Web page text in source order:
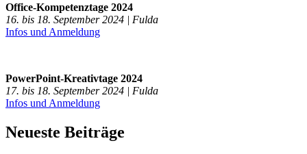
Office-Kompetenztage 2024
16. bis 18. September 2024 | Fulda
Infos und Anmeldung
PowerPoint-Kreativtage 2024
17. bis 18. September 2024 | Fulda
Infos und Anmeldung
Neueste Beiträge